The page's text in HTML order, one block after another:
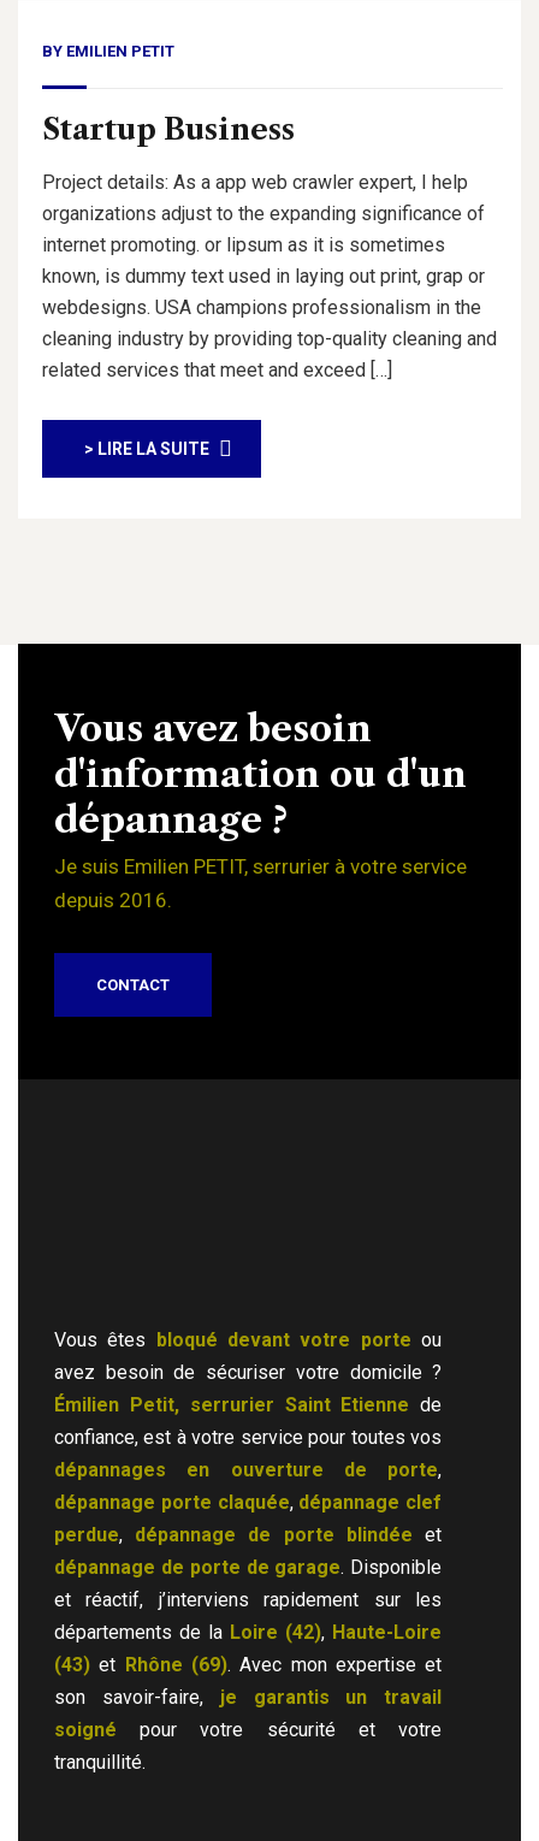
BY EMILIEN PETIT
Startup Business
Project details: As a app web crawler expert, I help
organizations adjust to the expanding significance of
internet promoting. or lipsum as it is sometimes
known, is dummy text used in laying out print, grap or
webdesigns. USA champions professionalism in the
cleaning industry by providing top-quality cleaning and
related services that meet and exceed […]
> LIRE LA SUITE
Vous avez besoin
d'information ou d'un
dépannage ?
Je suis Emilien PETIT, serrurier à votre service
depuis 2016.
CONTACT
Vous êtes bloqué devant votre porte ou
avez besoin de sécuriser votre domicile ?
Émilien Petit, serrurier Saint Etienne de
confiance, est à votre service pour toutes vos
dépannages en ouverture de porte,
dépannage porte claquée, dépannage clef
perdue, dépannage de porte blindée et
dépannage de porte de garage. Disponible
et réactif, j’interviens rapidement sur les
départements de la Loire (42), Haute-Loire
(43) et Rhône (69). Avec mon expertise et
son savoir-faire, je garantis un travail
soigné pour votre sécurité et votre
tranquillité.